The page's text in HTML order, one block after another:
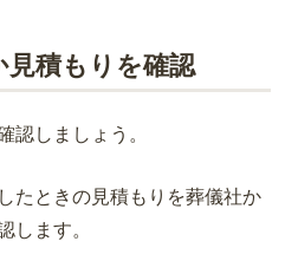
積もりを確認
認しましょう。
たときの見積もりを葬儀社か
します。